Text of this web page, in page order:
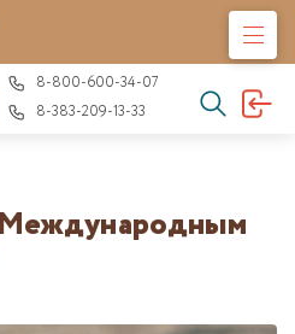
8-800-600-34-07
8-383-209-13-33